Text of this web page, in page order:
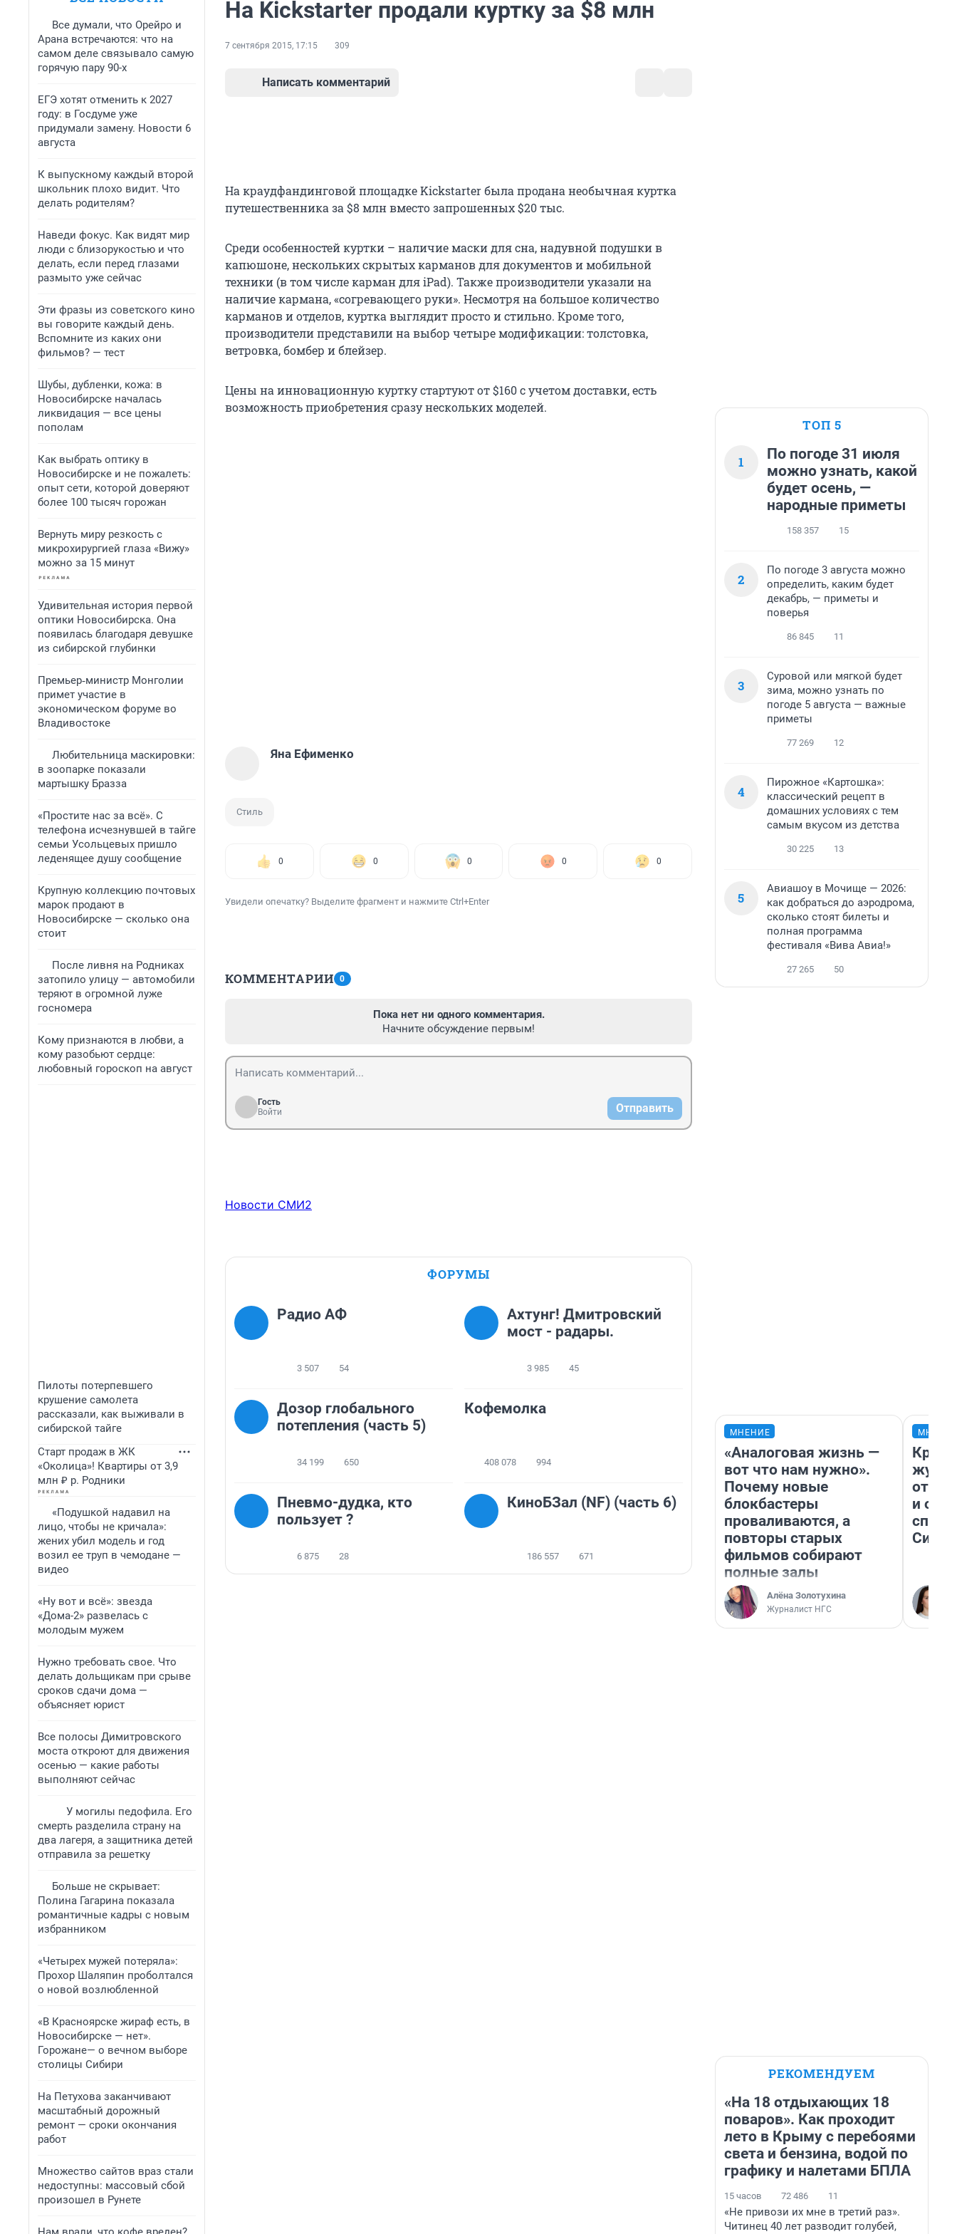
Все думали, что Орейро и
Арана встречаются: что на
самом деле связывало самую
горячую пару 90-х
ЕГЭ хотят отменить к 2027
году: в Госдуме уже
придумали замену. Новости 6
августа
К выпускному каждый второй
школьник плохо видит. Что
делать родителям?
Наведи фокус. Как видят мир
люди с близорукостью и что
делать, если перед глазами
размыто уже сейчас
Эти фразы из советского кино
вы говорите каждый день.
Вспомните из каких они
фильмов? — тест
Шубы, дубленки, кожа: в
Новосибирске началась
ликвидация — все цены
пополам
Как выбрать оптику в
Новосибирске и не пожалеть:
опыт сети, которой доверяют
более 100 тысяч горожан
Вернуть миру резкость с
микрохирургией глаза «Вижу»
можно за 15 минут
Удивительная история первой
оптики Новосибирска. Она
появилась благодаря девушке
из сибирской глубинки
Премьер‑министр Монголии
примет участие в
экономическом форуме во
Владивостоке
Любительница маскировки:
в зоопарке показали
мартышку Бразза
«Простите нас за всё». С
телефона исчезнувшей в тайге
семьи Усольцевых пришло
леденящее душу сообщение
Крупную коллекцию почтовых
марок продают в
Новосибирске — сколько она
стоит
После ливня на Родниках
затопило улицу — автомобили
теряют в огромной луже
госномера
Кому признаются в любви, а
кому разобьют сердце:
любовный гороскоп на август
Пилоты потерпевшего
крушение самолета
рассказали, как выживали в
сибирской тайге
Старт продаж в ЖК
«Околица»! Квартиры от 3,9
млн ₽ р. Родники
«Подушкой надавил на
лицо, чтобы не кричала»:
жених убил модель и год
возил ее труп в чемодане —
видео
«Ну вот и всё»: звезда
«Дома-2» развелась с
молодым мужем
Нужно требовать свое. Что
делать дольщикам при срыве
сроков сдачи дома —
объясняет юрист
Все полосы Димитровского
моста откроют для движения
осенью — какие работы
выполняют сейчас
У могилы педофила. Его
смерть разделила страну на
два лагеря, а защитника детей
отправила за решетку
Больше не скрывает:
Полина Гагарина показала
романтичные кадры с новым
избранником
«Четырех мужей потеряла»:
Прохор Шаляпин проболтался
о новой возлюбленной
«В Красноярске жираф есть, в
Новосибирске — нет».
Горожане— о вечном выборе
столицы Сибири
На Петухова заканчивают
масштабный дорожный
ремонт — сроки окончания
работ
Множество сайтов враз стали
недоступны: массовый сбой
произошел в Рунете
На Kickstarter продали куртку за $8 млн
7 сентября 2015, 17:15 309
Написать комментарий
На краудфандинговой площадке Kickstarter была продана необычная куртка
путешественника за $8 млн вместо запрошенных $20 тыс.
Среди особенностей куртки – наличие маски для сна, надувной подушки в
капюшоне, нескольких скрытых карманов для документов и мобильной
техники (в том числе карман для iPad). Также производители указали на
наличие кармана, «согревающего руки». Несмотря на большое количество
карманов и отделов, куртка выглядит просто и стильно. Кроме того,
производители представили на выбор четыре модификации: толстовка,
ветровка, бомбер и блейзер.
Цены на инновационную куртку стартуют от $160 с учетом доставки, есть
возможность приобретения сразу нескольких моделей.
Яна Ефименко
Стиль
0 0 0 0 0
Увидели опечатку? Выделите фрагмент и нажмите Ctrl+Enter
КОММЕНТАРИИ 0
Пока нет ни одного комментария.
Начните обсуждение первым!
Гость
Войти
Отправить
Новости СМИ2
ФОРУМЫ
Радио АФ
3 507 54
Ахтунг! Дмитровский
мост - радары.
3 985 45
Дозор глобального
потепления (часть 5)
34 199 650
Кофемолка
408 078 994
Пневмо-дудка, кто
пользует ?
6 875 28
КиноБЗал (NF) (часть 6)
186 557 671
ТОП 5
1
По погоде 31 июля
можно узнать, какой
будет осень, —
народные приметы
158 357 15
2
По погоде 3 августа можно
определить, каким будет
декабрь, — приметы и
поверья
86 845 11
3
Суровой или мягкой будет
зима, можно узнать по
погоде 5 августа — важные
приметы
77 269 12
4
Пирожное «Картошка»:
классический рецепт в
домашних условиях с тем
самым вкусом из детства
30 225 13
5
Авиашоу в Мочище — 2026:
как добраться до аэродрома,
сколько стоят билеты и
полная программа
фестиваля «Вива Авиа!»
27 265 50
МНЕНИЕ
«Аналоговая жизнь —
вот что нам нужно».
Почему новые
блокбастеры
проваливаются, а
повторы старых
фильмов собирают
полные залы
Алёна Золотухина
Журналист НГС
и
РЕКОМЕНДУЕМ
«На 18 отдыхающих 18
поваров». Как проходит
лето в Крыму с перебоями
света и бензина, водой по
графику и налетами БПЛА
15 часов 72 486 11
«Не привози их мне в третий раз».
Читинец 40 лет разводит голубей,